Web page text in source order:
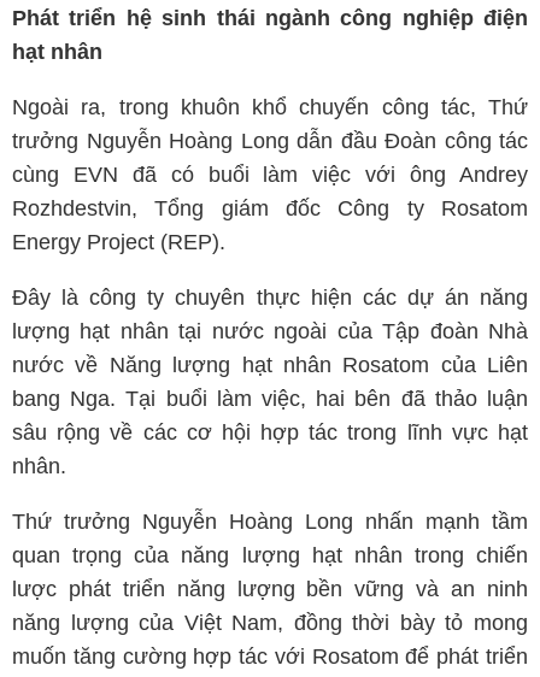
Phát triển hệ sinh thái ngành công nghiệp điện
hạt nhân
Ngoài ra, trong khuôn khổ chuyến công tác, Thứ
trưởng Nguyễn Hoàng Long dẫn đầu Đoàn công tác
cùng EVN đã có buổi làm việc với ông Andrey
Rozhdestvin, Tổng giám đốc Công ty Rosatom
Energy Project (REP).
Đây là công ty chuyên thực hiện các dự án năng
lượng hạt nhân tại nước ngoài của Tập đoàn Nhà
nước về Năng lượng hạt nhân Rosatom của Liên
bang Nga. Tại buổi làm việc, hai bên đã thảo luận
sâu rộng về các cơ hội hợp tác trong lĩnh vực hạt
nhân.
Thứ trưởng Nguyễn Hoàng Long nhấn mạnh tầm
quan trọng của năng lượng hạt nhân trong chiến
lược phát triển năng lượng bền vững và an ninh
năng lượng của Việt Nam, đồng thời bày tỏ mong
muốn tăng cường hợp tác với Rosatom để phát triển